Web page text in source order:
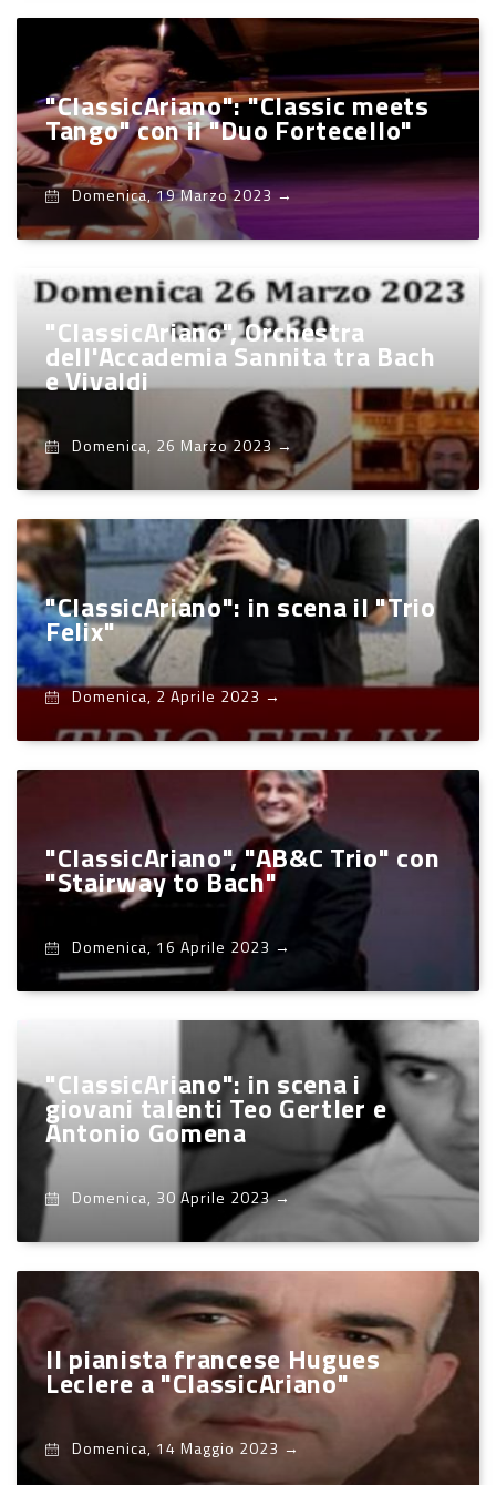
"ClassicAriano": "Classic meets
Tango" con il "Duo Fortecello"
Domenica, 19 Marzo 2023→
"ClassicAriano", Orchestra
dell'Accademia Sannita tra Bach
e Vivaldi
Domenica, 26 Marzo 2023→
"ClassicAriano": in scena il "Trio
Felix"
Domenica, 2 Aprile 2023 →
"ClassicAriano", "AB&C Trio" con
"Stairway to Bach"
Domenica, 16 Aprile 2023 →
"ClassicAriano": in scena i
giovani talenti Teo Gertler e
Antonio Gomena
Domenica, 30 Aprile 2023→
Il pianista francese Hugues
Leclere a "ClassicAriano"
Domenica, 14 Maggio 2023 →